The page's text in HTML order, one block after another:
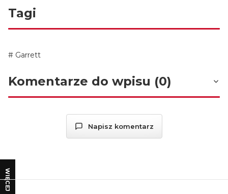
WIĘCEJ
Tagi
Garrett
Komentarze do wpisu (0)
Napisz komentarz